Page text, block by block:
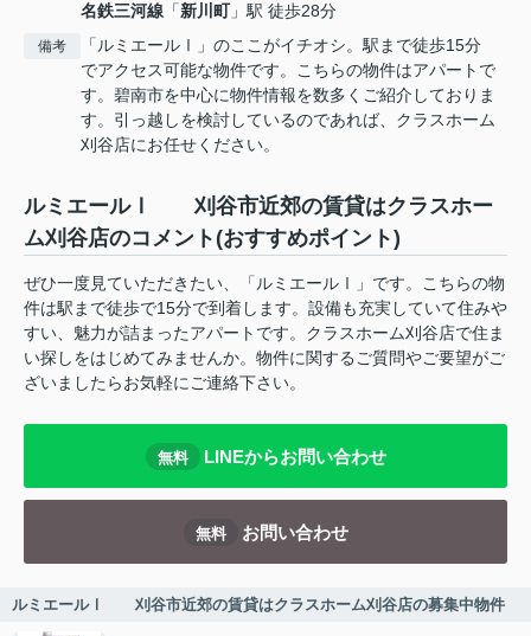
名鉄三河線 「新川町」駅 徒歩28分
備考
「ルミエールⅠ」のここがイチオシ。駅まで徒歩15分
でアクセス可能な物件です。こちらの物件はアパートで
す。碧南市を中心に物件情報を数多くご紹介しておりま
す。引っ越しを検討しているのであれば、クラスホーム
刈谷店にお任せください。
ルミエールⅠ 刈谷市近郊の賃貸はクラスホー
ム刈谷店のコメント(おすすめポイント)
ぜひ一度見ていただきたい、「ルミエールⅠ」です。こちらの物
件は駅まで徒歩で15分で到着します。設備も充実していて住みや
すい、魅力が詰まったアパートです。クラスホーム刈谷店で住ま
い探しをはじめてみませんか。物件に関するご質問やご要望がご
ざいましたらお気軽にご連絡下さい。
無料 LINEからお問い合わせ
無料 お問い合わせ
ルミエールⅠ 刈谷市近郊の賃貸はクラスホーム刈谷店の募集中物件